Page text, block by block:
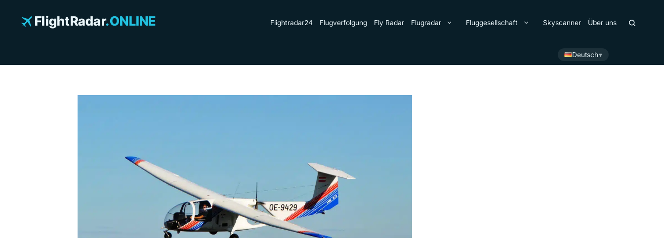
springen
FlightRadar.ONLINE Flightradar24 Flugverfolgung Fly Radar Flugradar Fluggesellschaft Skyscanner Über uns
Deutsch